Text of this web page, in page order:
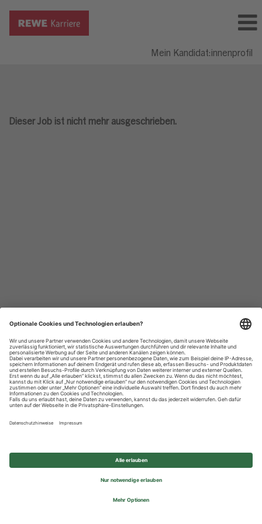
Mein Kandidat:innenprofil
Dieser Job ist nicht mehr ausgeschrieben.
Datenschutzhinweise
Impressum
Privatsphäre-Einstellungen
© 2026 REWE Group - All rights reserved